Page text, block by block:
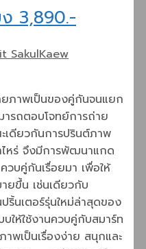
ง 3,890.-
SakulKaew
ภาพเป็นของคู่กันจนแยก
ารถตอบโจทย์การถ่าย
ดียวกันการปรินต์ภาพ
ไหร่ จึงมีการพัฒนาแกด
วบคู่กันเรื่อยมา เพื่อให้
ยขึ้น เช่นเดียวกับ
นเตอร์รุ่นใหม่ล่าสุดของ
ให้ใช้งานควบคู่กับสมาร์ท
าพเป็นเรื่องง่าย สนุกและ